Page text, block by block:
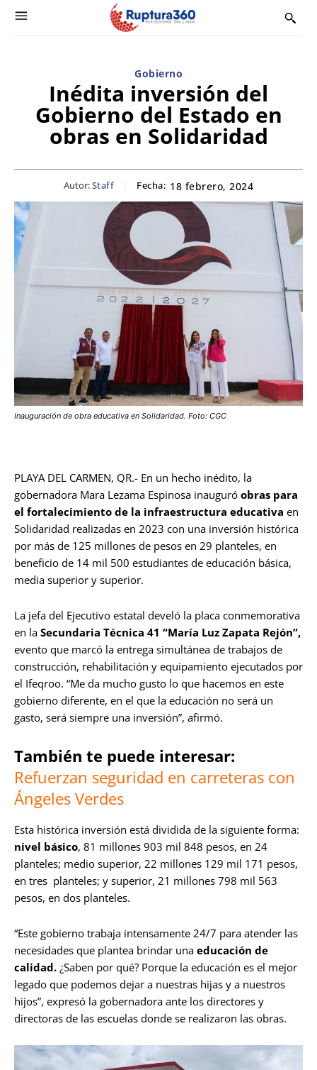
Gobierno
Inédita inversión del
Gobierno del Estado en
obras en Solidaridad
Autor:Staff Fecha: 18 febrero, 2024
Inauguración de obra educativa en Solidaridad. Foto: CGC
PLAYA DEL CARMEN, QR.- En un hecho inédito, la
gobernadora Mara Lezama Espinosa inauguró obras para
el fortalecimiento de la infraestructura educativa en
Solidaridad realizadas en 2023 con una inversión histórica
por más de 125 millones de pesos en 29 planteles, en
beneficio de 14 mil 500 estudiantes de educación básica,
media superior y superior.
La jefa del Ejecutivo estatal develó la placa conmemorativa
en la Secundaria Técnica 41 “María Luz Zapata Rejón”,
evento que marcó la entrega simultánea de trabajos de
construcción, rehabilitación y equipamiento ejecutados por
el Ifeqroo. “Me da mucho gusto lo que hacemos en este
gobierno diferente, en el que la educación no será un
gasto, será siempre una inversión”, afirmó.
También te puede interesar:
Refuerzan seguridad en carreteras con
Ángeles Verdes
Esta histórica inversión está dividida de la siguiente forma:
nivel básico, 81 millones 903 mil 848 pesos, en 24
planteles; medio superior, 22 millones 129 mil 171 pesos,
en tres planteles; y superior, 21 millones 798 mil 563
pesos, en dos planteles.
“Este gobierno trabaja intensamente 24/7 para atender las
necesidades que plantea brindar una educación de
calidad. ¿Saben por qué? Porque la educación es el mejor
legado que podemos dejar a nuestras hijas y a nuestros
hijos”, expresó la gobernadora ante los directores y
directoras de las escuelas donde se realizaron las obras.